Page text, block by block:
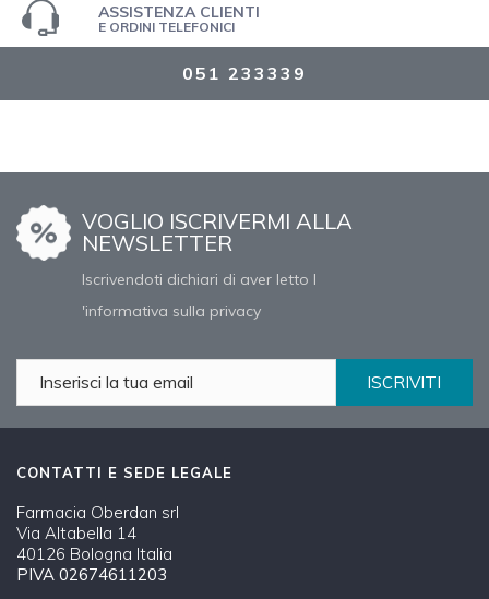
ASSISTENZA CLIENTI
E ORDINI TELEFONICI
051 233339
VOGLIO ISCRIVERMI ALLA
NEWSLETTER
Iscrivendoti dichiari di aver letto l
'informativa sulla privacy
ISCRIVITI
CONTATTI E SEDE LEGALE
Farmacia Oberdan srl
Via Altabella 14
40126 Bologna Italia
PIVA 02674611203